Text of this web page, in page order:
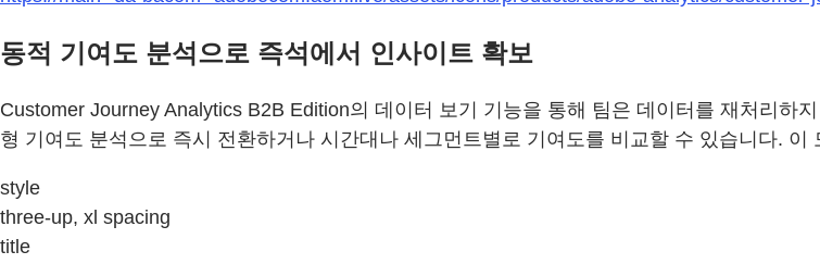
동적 기여도 분석으로 즉석에서 인사이트 확보
Customer Journey Analytics B2B Edition의 데이터 보기 기능을 통해 팀은 데이터를 재처리하
형 기여도 분석으로 즉시 전환하거나 시간대나 세그먼트별로 기여도를 비교할 수 있습니다.
style
three-up, xl spacing
title